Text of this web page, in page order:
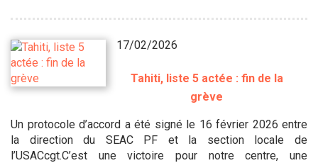
17/02/2026
Tahiti, liste 5 actée : fin de la
grève
Un protocole d’accord a été signé le 16 février 2026 entre
la direction du SEAC PF et la section locale de
l’USACcgt.C’est une victoire pour notre centre, une